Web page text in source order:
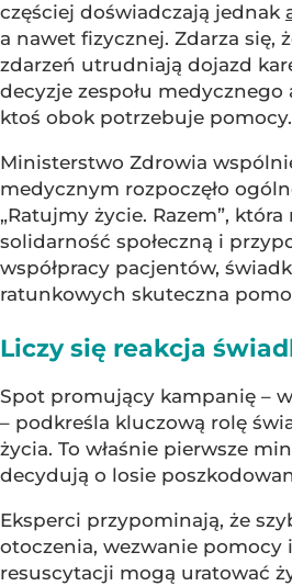
częściej doświadczają jednak
a nawet fizycznej. Zdarza się,
zdarzeń utrudniają dojazd
decyzje zespołu
ktoś obok potrzebuje pomocy.
Ministerstwo Zdrowia
medycznym rozpoczęło
„Ratujmy życie. Razem”,
solidarność społeczną i
współpracy pacjentów,
ratunkowych skuteczna
Liczy się reakcja
Spot promujący kampanię –
– podkreśla kluczową rolę
życia. To właśnie pierwsze
decydują o losie
Eksperci przypominają, że
otoczenia, wezwanie pomocy
resuscytacji mogą uratować